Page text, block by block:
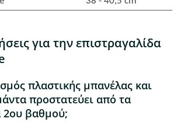
για την επιστραγαλίδα
πλαστικής μπανέλας και
προστατεύει από τα
2ου βαθμού;